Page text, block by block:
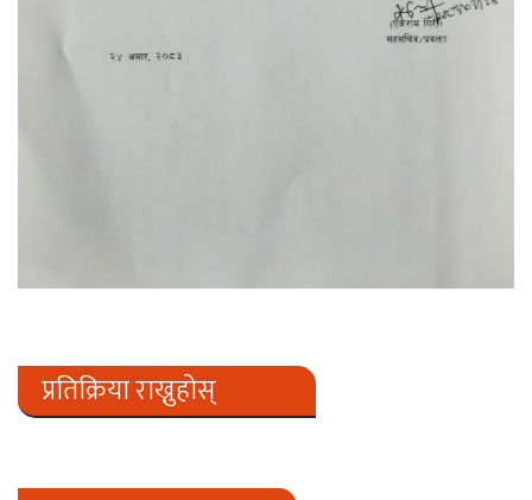
प्रतिक्रिया राख्नुहोस्